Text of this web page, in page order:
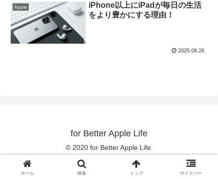
Apple
iPhone以上にiPadが毎日の生活
をより豊かにする理由！
2025.06.26
for Better Apple Life
© 2020 for Better Apple Life.
ホーム 検索 トップ サイドバー